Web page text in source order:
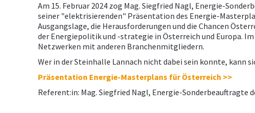
Am 15. Februar 2024 zog Mag. Siegfried Nagl, Energie-
seiner "elektrisierenden" Präsentation des Energie-
Ausgangslage, die Herausforderungen und die Chancen
der Energiepolitik und -strategie in Österreich und Europa.
Netzwerken mit anderen Branchenmitgliedern.
Wer in der Steinhalle Lannach nicht dabei sein konnte, kann
Präsentation Energie-Masterplans für Österreich >>
Referent:in: Mag. Siegfried Nagl, Energie-Sonderbeauftragte